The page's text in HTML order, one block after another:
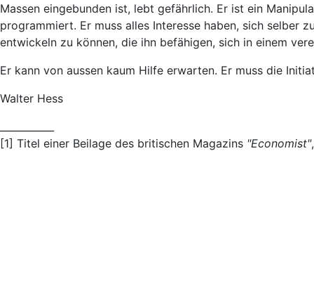
Massen eingebunden ist, lebt gefährlich. Er ist ein
programmiert. Er muss alles Interesse haben, sich selber
entwickeln zu können, die ihn befähigen, sich in einem
Er kann von aussen kaum Hilfe erwarten. Er muss die
Walter Hess
[1] Titel einer Beilage des britischen Magazins "Economist"